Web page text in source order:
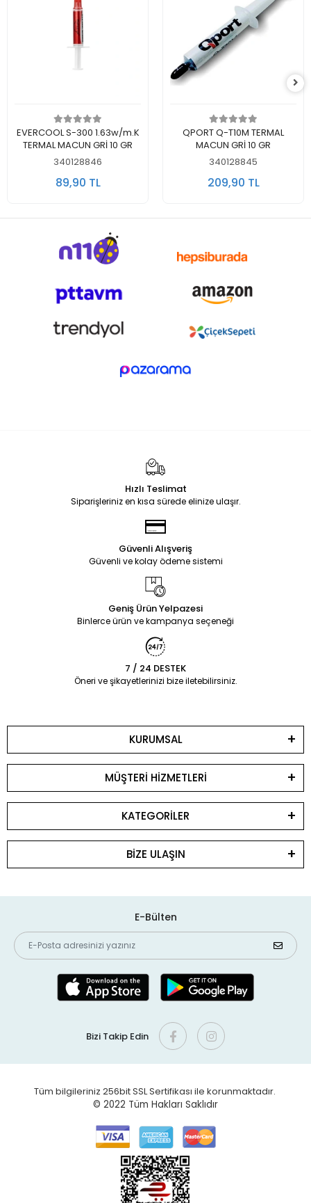
Sepete Ekle
EVERCOOL S-300 1.63w/m.K
TERMAL MACUN GRİ 10 GR
340128846
89,90 TL
Sepete Ekle
QPORT Q-T10M TERMAL
MACUN GRİ 10 GR
340128845
209,90 TL
Hızlı Teslimat
Siparişleriniz en kısa sürede elinize ulaşır.
Güvenli Alışveriş
Güvenli ve kolay ödeme sistemi
Geniş Ürün Yelpazesi
Binlerce ürün ve kampanya seçeneği
7 / 24 DESTEK
Öneri ve şikayetlerinizi bize iletebilirsiniz.
KURUMSAL
MÜŞTERİ HİZMETLERİ
KATEGORİLER
BİZE ULAŞIN
E-Bülten
Bizi Takip Edin
Tüm bilgileriniz 256bit SSL Sertifikası ile korunmaktadır.
© 2022 Tüm Hakları Saklıdır